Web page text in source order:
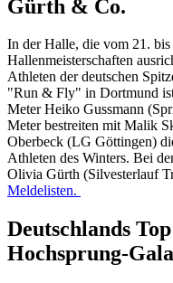
Gürth & Co.
In der Halle, die vom 21.
Hallenmeisterschaften
Athleten der deutschen
"Run & Fly" in Dortmund
Meter Heiko Gussmann
Meter bestreiten mit Malik
Oberbeck (LG Göttingen)
Athleten des Winters. Bei
Olivia Gürth (Silvesterlauf
Meldelisten.
Deutschlands
Hochsprung-Gala